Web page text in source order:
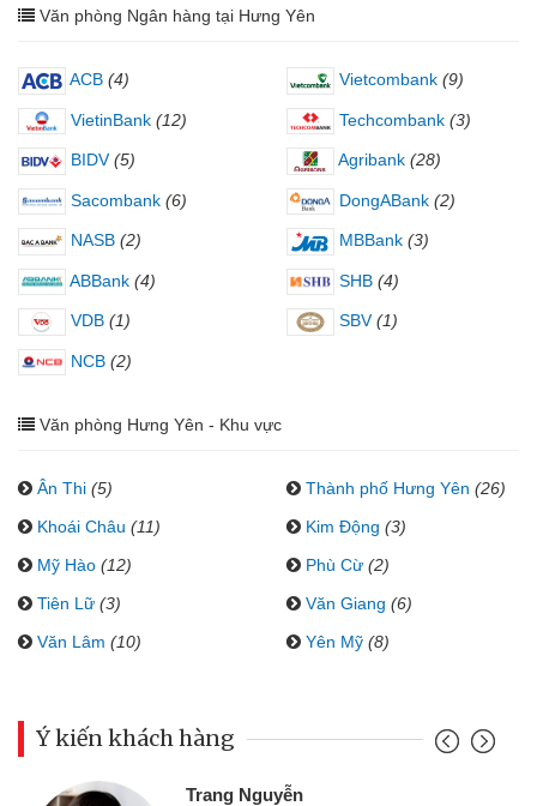
Văn phòng Ngân hàng tại Hưng Yên
ACB (4) Vietcombank (9)
VietinBank (12) Techcombank (3)
BIDV (5) Agribank (28)
Sacombank (6) DongABank (2)
NASB (2) MBBank (3)
ABBank (4) SHB (4)
VDB (1) SBV (1)
NCB (2)
Văn phòng Hưng Yên - Khu vực
Ân Thi (5) Thành phố Hưng Yên (26)
Khoái Châu (11) Kim Động (3)
Mỹ Hào (12) Phù Cừ (2)
Tiên Lữ (3) Văn Giang (6)
Văn Lâm (10) Yên Mỹ (8)
Ý kiến khách hàng
Trang Nguyễn